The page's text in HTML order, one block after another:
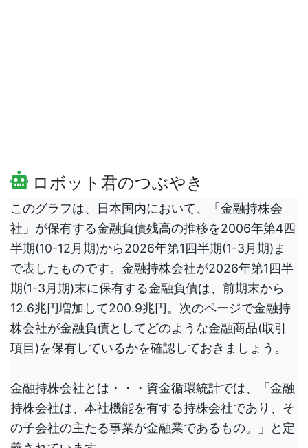
ロボット君のつぶやき
このグラフは、日本国内において、「金融持株会
社」が保有する金融負債残高の推移を2006年第4四
半期(10-12月期)から2026年第1四半期(1-3月期)ま
で表したものです。金融持株会社が2026年第1四半
期(1-3月期)末に保有する金融負債は、前期末から
12.6兆円増加して200.9兆円。次のページで金融持
株会社が金融負債としてどのような金融商品(取引
項目)を保有しているかを確認しておきましょう。
金融持株会社とは・・・資金循環統計では、「金融
持株会社は、本社機能を有する持株会社であり、そ
の子会社の主たる事業が金融業であるもの。」と定